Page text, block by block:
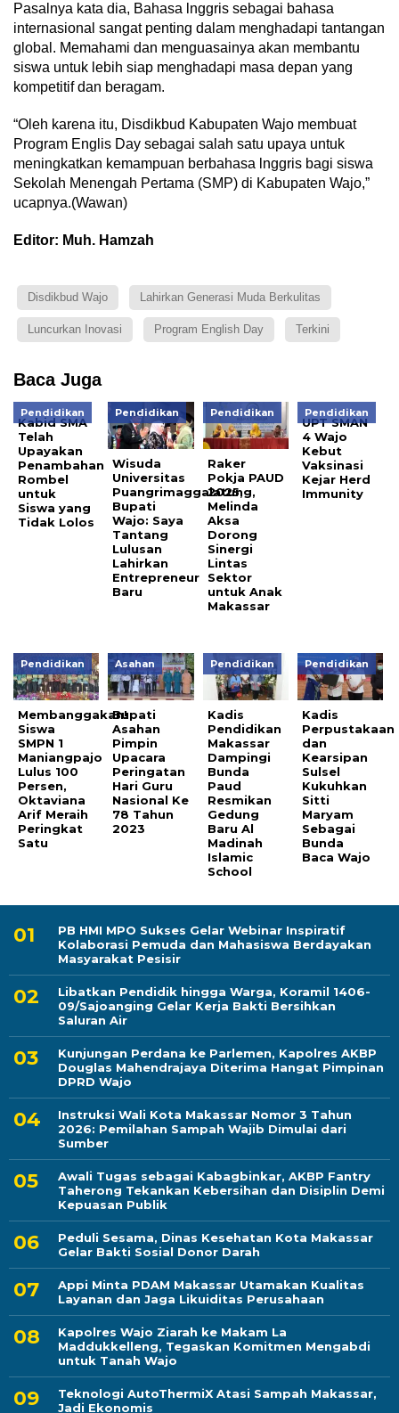
Pasalnya kata dia, Bahasa lnggris sebagai bahasa
internasional sangat penting dalam menghadapi tantangan
global. Memahami dan menguasainya akan membantu
siswa untuk lebih siap menghadapi masa depan yang
kompetitif dan beragam.
“Oleh karena itu, Disdikbud Kabupaten Wajo membuat
Program Englis Day sebagai salah satu upaya untuk
meningkatkan kemampuan berbahasa lnggris bagi siswa
Sekolah Menengah Pertama (SMP) di Kabupaten Wajo,”
ucapnya.(Wawan)
Editor: Muh. Hamzah
Disdikbud Wajo Lahirkan Generasi Muda Berkulitas
Luncurkan Inovasi Program English Day Terkini
Baca Juga
Pendidikan
Kabid SMA
Telah
Upayakan
Penambahan
Rombel
untuk
Siswa yang
Tidak Lolos
Pendidikan
Wisuda
Universitas
Puangrimaggalatung,
Bupati
Wajo: Saya
Tantang
Lulusan
Lahirkan
Entrepreneur
Baru
Pendidikan
Raker
Pokja PAUD
2025,
Melinda
Aksa
Dorong
Sinergi
Lintas
Sektor
untuk Anak
Makassar
Pendidikan
UPT SMAN
4 Wajo
Kebut
Vaksinasi
Kejar Herd
Immunity
Pendidikan
Membanggakan!
Siswa
SMPN 1
Maniangpajo
Lulus 100
Persen,
Oktaviana
Arif Meraih
Peringkat
Satu
Asahan
Bupati
Asahan
Pimpin
Upacara
Peringatan
Hari Guru
Nasional Ke
78 Tahun
2023
Pendidikan
Kadis
Pendidikan
Makassar
Dampingi
Bunda
Paud
Resmikan
Gedung
Baru Al
Madinah
Islamic
School
Pendidikan
Kadis
Perpustakaan
dan
Kearsipan
Sulsel
Kukuhkan
Sitti
Maryam
Sebagai
Bunda
Baca Wajo
PB HMI MPO Sukses Gelar Webinar Inspiratif
Kolaborasi Pemuda dan Mahasiswa Berdayakan
Masyarakat Pesisir
Libatkan Pendidik hingga Warga, Koramil 1406-
09/Sajoanging Gelar Kerja Bakti Bersihkan
Saluran Air
Kunjungan Perdana ke Parlemen, Kapolres AKBP
Douglas Mahendrajaya Diterima Hangat Pimpinan
DPRD Wajo
Instruksi Wali Kota Makassar Nomor 3 Tahun
2026: Pemilahan Sampah Wajib Dimulai dari
Sumber
Awali Tugas sebagai Kabagbinkar, AKBP Fantry
Taherong Tekankan Kebersihan dan Disiplin Demi
Kepuasan Publik
Peduli Sesama, Dinas Kesehatan Kota Makassar
Gelar Bakti Sosial Donor Darah
Appi Minta PDAM Makassar Utamakan Kualitas
Layanan dan Jaga Likuiditas Perusahaan
Kapolres Wajo Ziarah ke Makam La
Maddukkelleng, Tegaskan Komitmen Mengabdi
untuk Tanah Wajo
Teknologi AutoThermiX Atasi Sampah Makassar,
Jadi Ekonomis